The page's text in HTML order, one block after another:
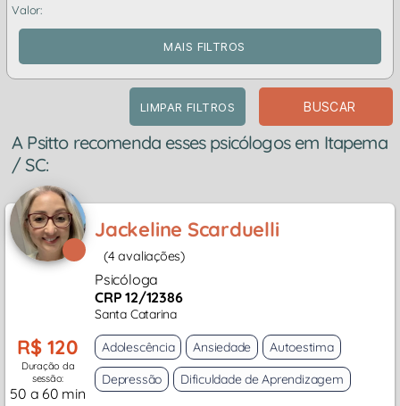
Valor:
MAIS FILTROS
LIMPAR FILTROS BUSCAR
A Psitto recomenda esses psicólogos em Itapema
/ SC:
Jackeline Scarduelli
(4 avaliações)
Psicóloga
CRP 12/12386
Santa Catarina
R$ 120
Duração da
sessão:
50 a 60 min
Adolescência Ansiedade
Autoestima
Depressão
Dificuldade de Aprendizagem